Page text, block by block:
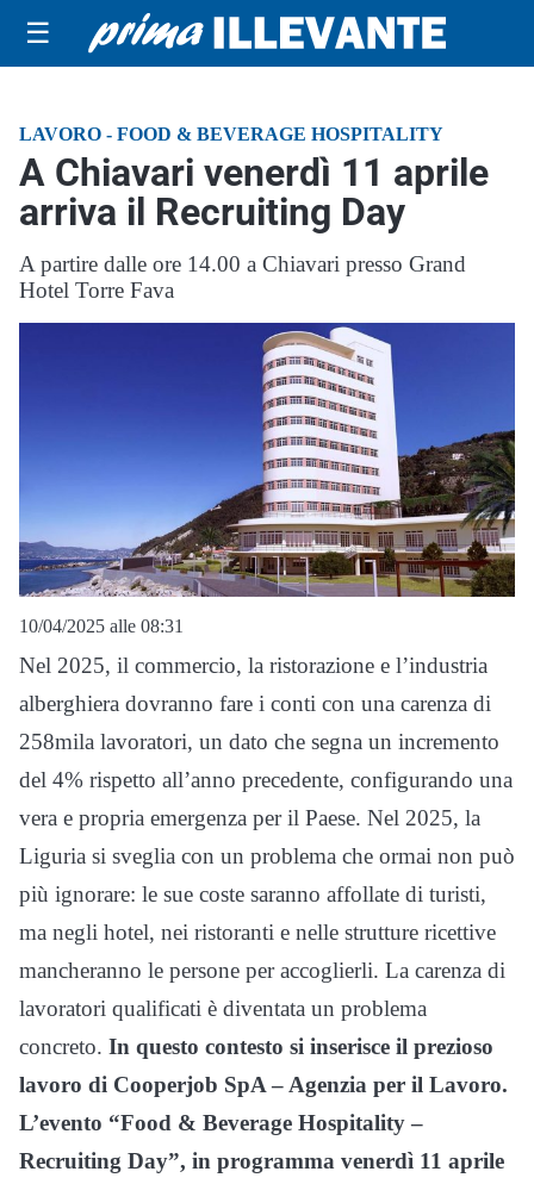
☰
LAVORO - FOOD & BEVERAGE HOSPITALITY
A Chiavari venerdì 11 aprile
arriva il Recruiting Day
A partire dalle ore 14.00 a Chiavari presso Grand
Hotel Torre Fava
10/04/2025 alle 08:31
Nel 2025, il commercio, la ristorazione e l’industria
alberghiera dovranno fare i conti con una carenza di
258mila lavoratori, un dato che segna un incremento
del 4% rispetto all’anno precedente, configurando una
vera e propria emergenza per il Paese. Nel 2025, la
Liguria si sveglia con un problema che ormai non può
più ignorare: le sue coste saranno affollate di turisti,
ma negli hotel, nei ristoranti e nelle strutture ricettive
mancheranno le persone per accoglierli. La carenza di
lavoratori qualificati è diventata un problema
concreto. In questo contesto si inserisce il prezioso
lavoro di Cooperjob SpA – Agenzia per il Lavoro.
L’evento “Food & Beverage Hospitality –
Recruiting Day”, in programma venerdì 11 aprile